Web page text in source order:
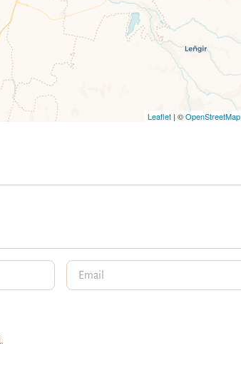
Leaflet | ©OpenStreetMap